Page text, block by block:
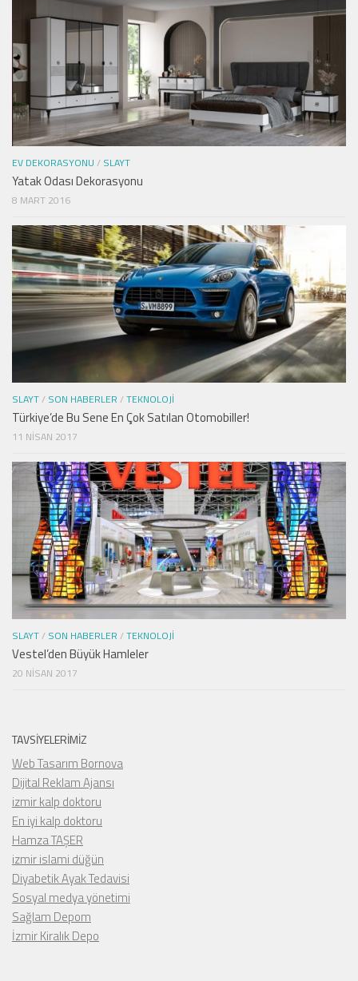
EV DEKORASYONU / SLAYT
Yatak Odası Dekorasyonu
8 MART 2016
SLAYT/ SON HABERLER /TEKNOLOJI
Türkiye’de Bu Sene En Çok Satılan Otomobiller!
11 NISAN 2017
SLAYT/ SON HABERLER /TEKNOLOJI
Vestel’den Büyük Hamleler
20 NISAN 2017
TAVSIYELERIMIZ
Web Tasarım Bornova
Dijital Reklam Ajansı
izmir kalp doktoru
En iyi kalp doktoru
Hamza TAŞER
izmir islami düğün
Diyabetik Ayak Tedavisi
Sosyal medya yönetimi
Sağlam Depom
İzmir Kiralık Depo